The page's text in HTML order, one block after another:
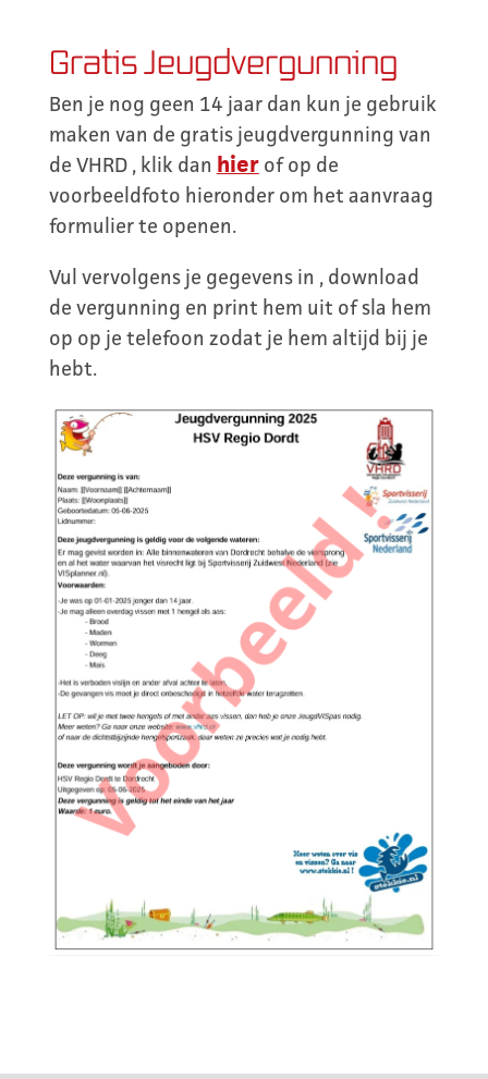
Gratis Jeugdvergunning
Ben je nog geen 14 jaar dan kun je gebruik
maken van de gratis jeugdvergunning van
de VHRD , klik dan hierof op de
voorbeeldfoto hieronder om het aanvraag
formulier te openen.
Vul vervolgens je gegevens in , download
de vergunning en print hem uit of sla hem
op op je telefoon zodat je hem altijd bij je
hebt.